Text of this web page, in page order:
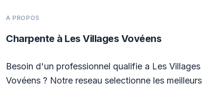
A PROPOS
Charpente à Les Villages Vovéens
Besoin d'un professionnel qualifie a Les Villages
Vovéens ? Notre reseau selectionne les meilleurs